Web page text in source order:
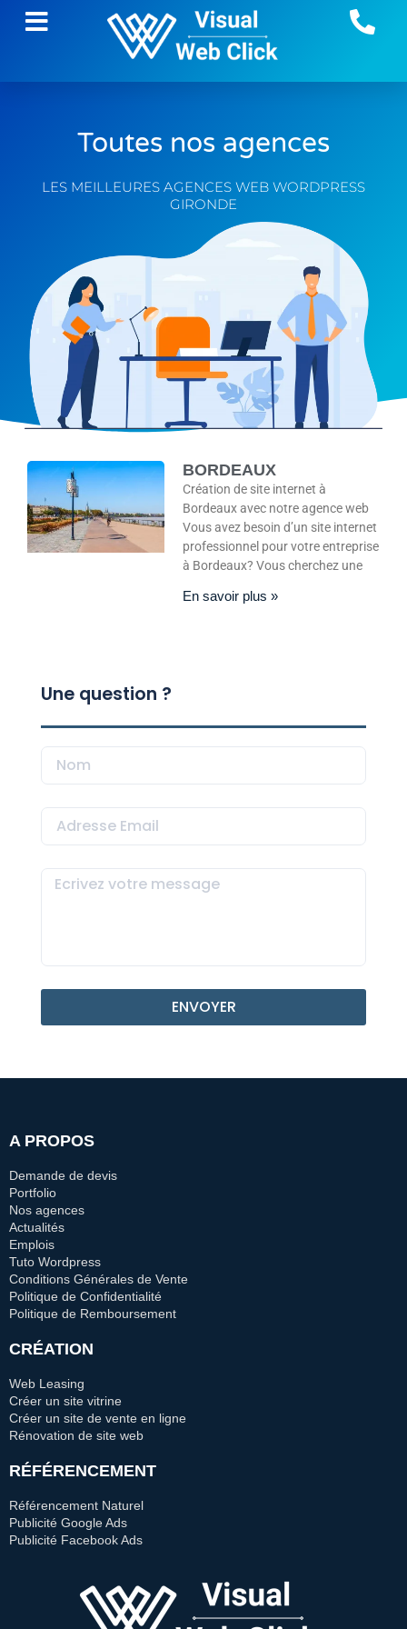
Toutes nos agences
LES MEILLEURES AGENCES WEB WORDPRESS
GIRONDE
BORDEAUX
Création de site internet à
Bordeaux avec notre agence web
Vous avez besoin d’un site internet
professionnel pour votre entreprise
à Bordeaux? Vous cherchez une
En savoir plus »
Une question ?
ENVOYER
A PROPOS
Demande de devis
Portfolio
Nos agences
Actualités
Emplois
Tuto Wordpress
Conditions Générales de Vente
Politique de Confidentialité
Politique de Remboursement
CRÉATION
Web Leasing
Créer un site vitrine
Créer un site de vente en ligne
Rénovation de site web
RÉFÉRENCEMENT
Référencement Naturel
Publicité Google Ads
Publicité Facebook Ads